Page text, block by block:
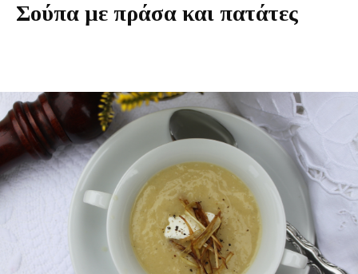
Σούπα με πράσα και πατάτες